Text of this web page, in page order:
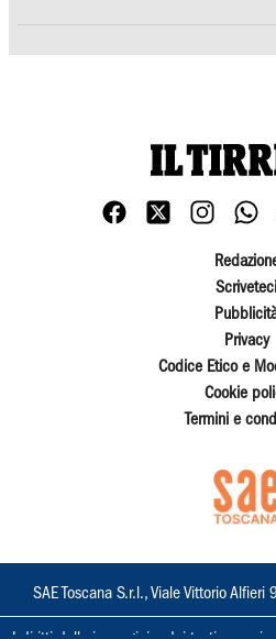
Scriveteci
Privacy
Codice Etico e
Cookie
Termini e
SAE Toscana S.r.l., Viale Vittorio